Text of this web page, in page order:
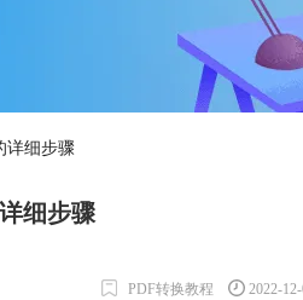
详细步骤
细步骤
PDF转换教程 2022-